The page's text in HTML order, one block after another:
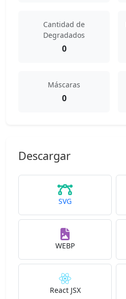
Cantidad de
Degradados
0
Máscaras
0
Descargar
SVG
WEBP
React JSX